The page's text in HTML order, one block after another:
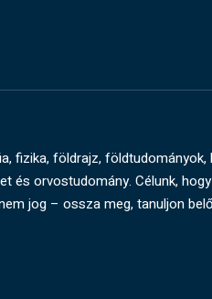
fizika, földrajz, földtudományok,
és orvostudomány. Célunk,
jog – ossza meg, tanuljon